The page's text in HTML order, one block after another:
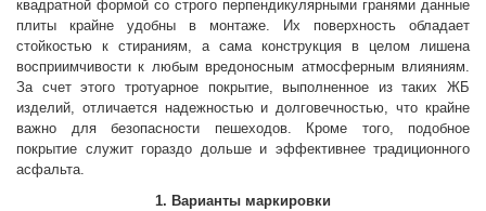
квадратной формой со строго перпендикулярными гранями данные
плиты крайне удобны в монтаже. Их поверхность обладает
стойкостью к стираниям, а сама конструкция в целом лишена
восприимчивости к любым вредоносным атмосферным влияниям.
За счет этого тротуарное покрытие, выполненное из таких ЖБ
изделий, отличается надежностью и долговечностью, что крайне
важно для безопасности пешеходов. Кроме того, подобное
покрытие служит гораздо дольше и эффективнее традиционного
асфальта.
1. Варианты маркировки